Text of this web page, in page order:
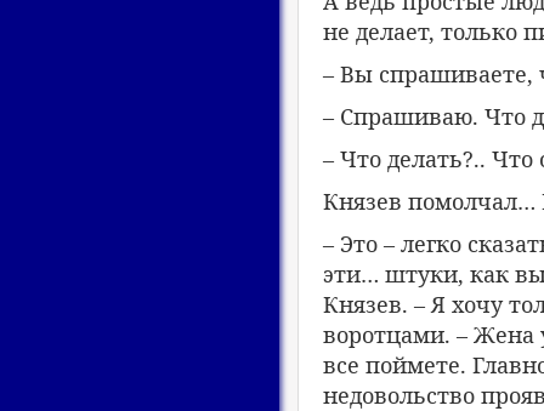
не делает, только
– Вы спрашиваете,
– Спрашиваю. Что
– Что делать?.. Что
Князев помолчал…
– Это – легко
эти… штуки, как вы
Князев. – Я хочу
воротцами. – Жена
все поймете.
недовольство